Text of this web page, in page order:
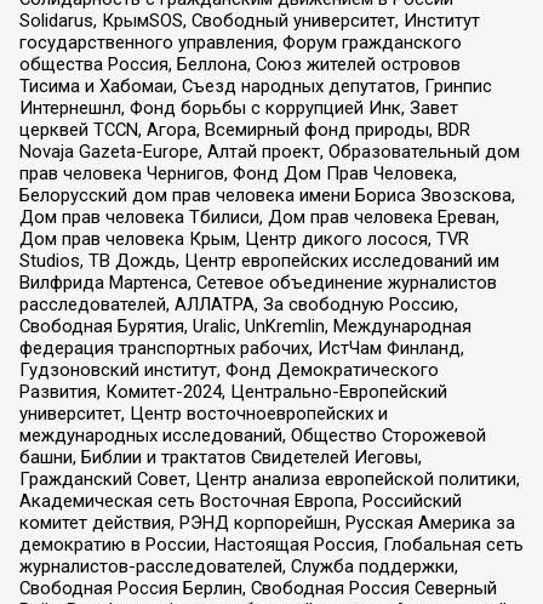
Solidarus, КрымSOS, Свободный университет, Институт
государственного управления, Форум гражданского
общества Россия, Беллона, Союз жителей островов
Тисима и Хабомаи, Съезд народных депутатов, Гринпис
Интернешнл, Фонд борьбы с коррупцией Инк, Завет
церквей TCCN, Агора, Всемирный фонд природы, BDR
Novaja Gazeta-Europe, Алтай проект, Образовательный дом
прав человека Чернигов, Фонд Дом Прав Человека,
Белорусский дом прав человека имени Бориса Звозскова,
Дом прав человека Тбилиси, Дом прав человека Ереван,
Дом прав человека Крым, Центр дикого лосося, TVR
Studios, ТВ Дождь, Центр европейских исследований им
Вилфрида Мартенса, Сетевое объединение журналистов
расследователей, АЛЛАТРА, За свободную Россию,
Свободная Бурятия, Uralic, UnKremlin, Международная
федерация транспортных рабочих, ИстЧам Финланд,
Гудзоновский институт, Фонд Демократического
Развития, Комитет-2024, Центрально-Европейский
университет, Центр восточноевропейских и
международных исследований, Общество Сторожевой
башни, Библии и трактатов Свидетелей Иеговы,
Гражданский Совет, Центр анализа европейской политики,
Академическая сеть Восточная Европа, Российский
комитет действия, РЭНД корпорейшн, Русская Америка за
демократию в России, Настоящая Россия, Глобальная сеть
журналистов-расследователей, Служба поддержки,
Свободная Россия Берлин, Свободная Россия Северный